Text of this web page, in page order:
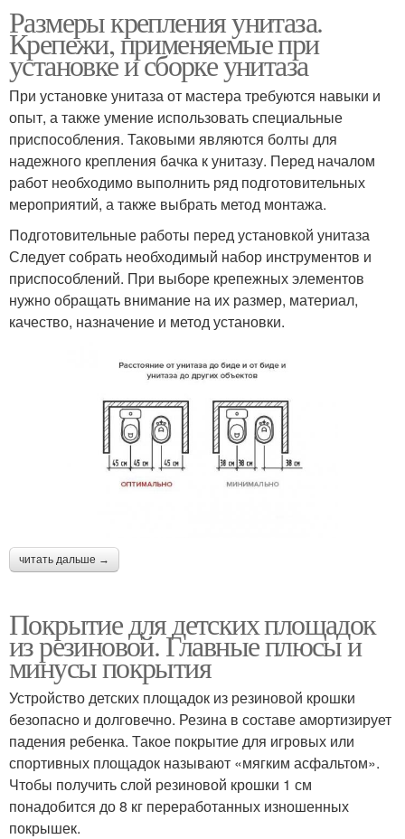
Размеры крепления унитаза.
Крепежи, применяемые при
установке и сборке унитаза
При установке унитаза от мастера требуются навыки и
опыт, а также умение использовать специальные
приспособления. Таковыми являются болты для
надежного крепления бачка к унитазу. Перед началом
работ необходимо выполнить ряд подготовительных
мероприятий, а также выбрать метод монтажа.
Подготовительные работы перед установкой унитаза
Следует собрать необходимый набор инструментов и
приспособлений. При выборе крепежных элементов
нужно обращать внимание на их размер, материал,
качество, назначение и метод установки.
читать дальше →
Покрытие для детских площадок
из резиновой. Главные плюсы и
минусы покрытия
Устройство детских площадок из резиновой крошки
безопасно и долговечно. Резина в составе амортизирует
падения ребенка. Такое покрытие для игровых или
спортивных площадок называют «мягким асфальтом».
Чтобы получить слой резиновой крошки 1 см
понадобится до 8 кг переработанных изношенных
покрышек.